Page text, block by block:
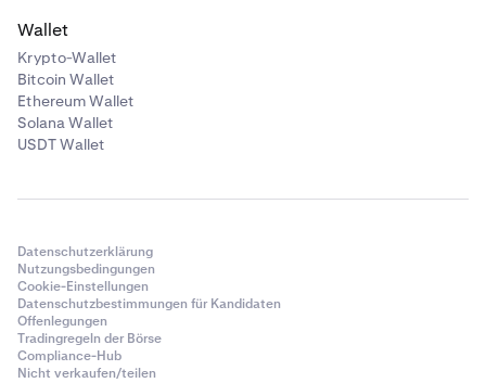
Wallet
Krypto-Wallet
Bitcoin Wallet
Ethereum Wallet
Solana Wallet
USDT Wallet
Datenschutzerklärung
Nutzungsbedingungen
Cookie-Einstellungen
Datenschutzbestimmungen für Kandidaten
Offenlegungen
Tradingregeln der Börse
Compliance-Hub
Nicht verkaufen/teilen